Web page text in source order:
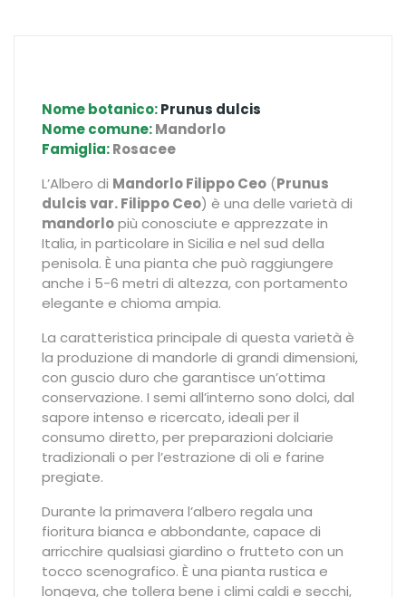
Nome botanico:Prunus dulcis
Nome comune:Mandorlo
Famiglia:Rosacee
L’Albero di Mandorlo Filippo Ceo (Prunus
dulcis var. Filippo Ceo) è una delle varietà di
mandorlopiù conosciute e apprezzate in
Italia, in particolare in Sicilia e nel sud della
penisola. È una pianta che può raggiungere
anche i 5-6 metri di altezza, con portamento
elegante e chioma ampia.
La caratteristica principale di questa varietà è
la produzione di mandorle di grandi dimensioni,
con guscio duro che garantisce un’ottima
conservazione. I semi all’interno sono dolci, dal
sapore intenso e ricercato, ideali per il
consumo diretto, per preparazioni dolciarie
tradizionali o per l’estrazione di oli e farine
pregiate.
Durante la primavera l’albero regala una
fioritura bianca e abbondante, capace di
arricchire qualsiasi giardino o frutteto con un
tocco scenografico. È una pianta rustica e
longeva, che tollera bene i climi caldi e secchi,